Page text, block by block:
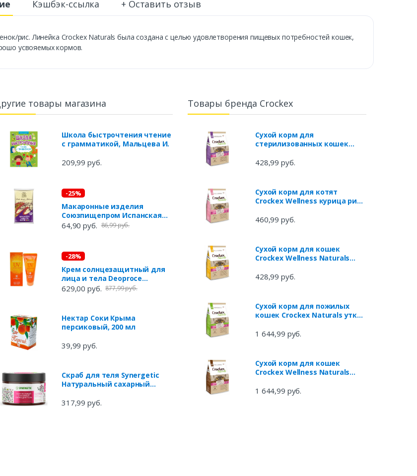
Кэшбэк-ссылка + Оставить отзыв
рис. Линейка Crockex Naturals была создана с целью удовлетворения пищевых потребностей кошек,
усвояемых кормов.
товары магазина
Школа быстрочтения чтение
с грамматикой, Мальцева И.
209,99 руб.
-25%
Макаронные изделия
Союзпищепром Испанская
Фиеста Трубочка с томатом
и шпинатом, 450 г
64,90 руб. 86,99 руб.
-28%
Крем солнцезащитный для
лица и тела Deoproce
SPF42РA++, 100 г
629,00 руб. 877,99 руб.
Нектар Соки Крыма
персиковый, 200 мл
39,99 руб.
Скраб для теля Synergetic
Натуральный сахарный
моделирование Гвоздика и
317,99 руб.
Товары бренда Crockex
Сухой корм для
стерилизованных кошек
300 г
428,99 руб.
Сухой корм для котят
Crockex Wellness курица рис,
460,99 руб.
Сухой корм для кошек
Crockex Wellness Naturals
428,99 руб.
Сухой корм для пожилых
кошек Crockex Naturals утка
1 644,99 руб.
Сухой корм для кошек
Crockex Wellness Naturals
1 644,99 руб.